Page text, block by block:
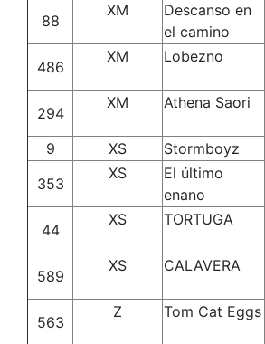
88
XM
Descanso en
el camino
486
XM Lobezno
294
XM Athena Saori
9
XS Stormboyz
353
XS
El último
enano
44
XS TORTUGA
589
XS CALAVERA
563
Z Tom Cat Eggs